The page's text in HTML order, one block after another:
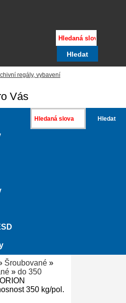
Vás
Šroubované »
» do 350
350 kg/pol.